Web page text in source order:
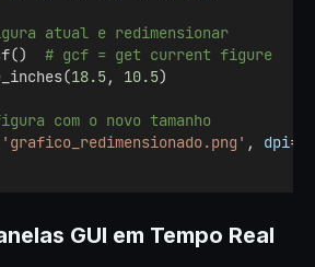
atual e redimensionar
# gcf = get current figure
18.5, 10.5)
com o novo tamanho
'grafico_redimensionado.png' , dpi=
GUI em Tempo Real